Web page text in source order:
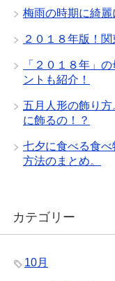
梅雨の時期に綺
２０１８年版！
「２０１８年」
ントも紹介！
五月人形の飾り
に飾るの！？
七夕に食べる食
方法のまとめ。
カテゴリー
10月